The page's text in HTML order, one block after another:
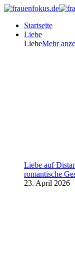
Startseite
Liebe
LiebeMehr
Liebe auf
romantische
23. April 2026